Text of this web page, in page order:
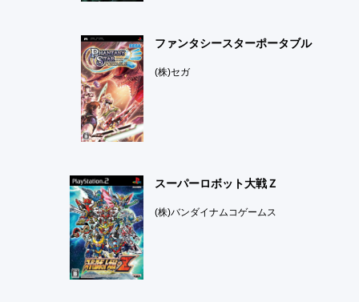
ファンタシースターポータブル
(株)セガ
スーパーロボット大戦Ｚ
(株)バンダイナムコゲームス